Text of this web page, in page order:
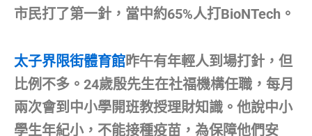
市民打了第一針，當中約65%人打BioNTech。
太子界限街體育館昨午有年輕人到場打針，但
比例不多。24歲殷先生在社福機構任職，每月
兩次會到中小學開班教授理財知識。他說中小
學生年紀小，不能接種疫苗，為保障他們安